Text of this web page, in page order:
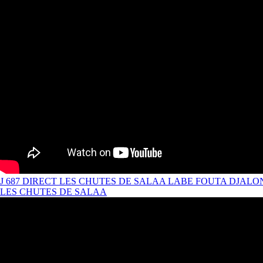
J 687 DIRECT LES CHUTES DE SALAA LABE FOUTA
LES CHUTES DE SALAA